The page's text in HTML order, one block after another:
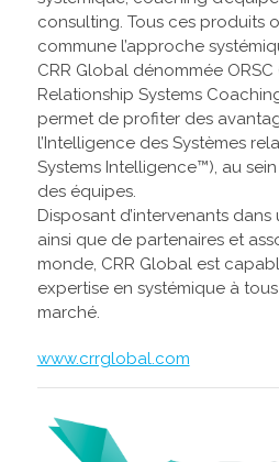
consulting. Tous ces produits
commune l’approche
CRR Global dénommée
Relationship Systems
permet de profiter des
l’Intelligence des Systèmes
Systems Intelligence™), au
des équipes.
Disposant d’intervenants
ainsi que de partenaires et
monde, CRR Global est
expertise en systémique à
marché.
www.crrglobal.com